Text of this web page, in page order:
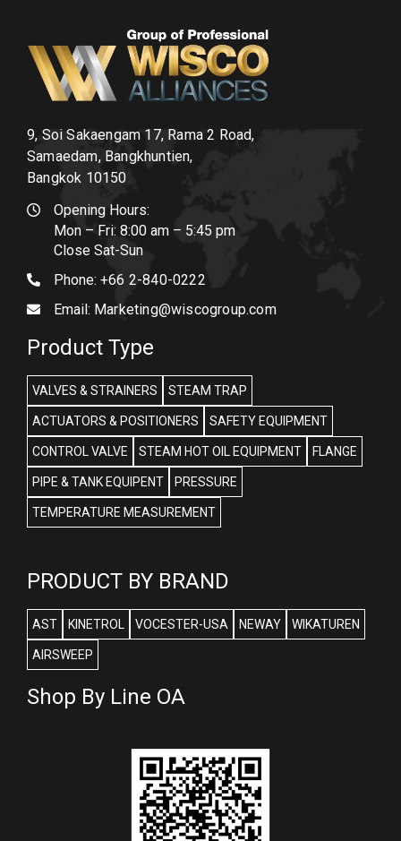
9, Soi Sakaengam 17, Rama 2 Road,
Samaedam, Bangkhuntien,
Bangkok 10150
Opening Hours:
Mon – Fri: 8:00 am – 5:45 pm
Close Sat-Sun
Phone: +66 2-840-0222
Email: Marketing@wiscogroup.com
Product Type
VALVES & STRAINERS STEAM TRAP
ACTUATORS & POSITIONERS SAFETY EQUIPMENT
CONTROL VALVE STEAM HOT OIL EQUIPMENT FLANGE
PIPE & TANK EQUIPENT PRESSURE
TEMPERATURE MEASUREMENT
PRODUCT BY BRAND
AST KINETROL VOCESTER-USA NEWAY WIKATUREN
AIRSWEEP
Shop By Line OA